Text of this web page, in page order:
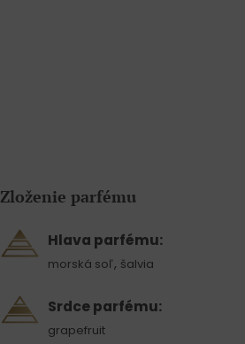
Zloženie parfému
Hlava parfému:
morská soľ, šalvia
Srdce parfému:
grapefruit